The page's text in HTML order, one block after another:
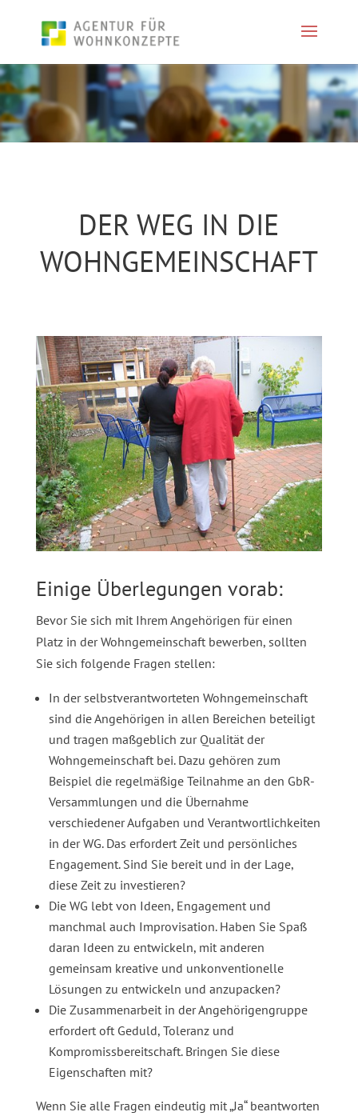
DER WEG IN DIE
WOHNGEMEINSCHAFT
Einige Überlegungen vorab:
Bevor Sie sich mit Ihrem Angehörigen für einen
Platz in der Wohngemeinschaft bewerben, sollten
Sie sich folgende Fragen stellen:
In der selbstverantworteten Wohngemeinschaft
sind die Angehörigen in allen Bereichen beteiligt
und tragen maßgeblich zur Qualität der
Wohngemeinschaft bei. Dazu gehören zum
Beispiel die regelmäßige Teilnahme an den GbR-
Versammlungen und die Übernahme
verschiedener Aufgaben und Verantwortlichkeiten
in der WG. Das erfordert Zeit und persönliches
Engagement. Sind Sie bereit und in der Lage,
diese Zeit zu investieren?
Die WG lebt von Ideen, Engagement und
manchmal auch Improvisation. Haben Sie Spaß
daran Ideen zu entwickeln, mit anderen
gemeinsam kreative und unkonventionelle
Lösungen zu entwickeln und anzupacken?
Die Zusammenarbeit in der Angehörigengruppe
erfordert oft Geduld, Toleranz und
Kompromissbereitschaft. Bringen Sie diese
Eigenschaften mit?
Wenn Sie alle Fragen eindeutig mit „Ja“ beantworten